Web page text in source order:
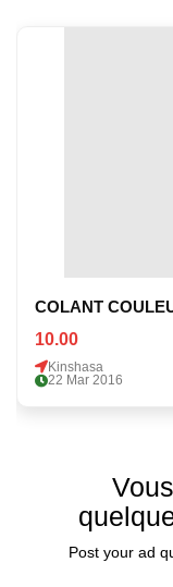
COLANT
10.00
Kinshasa
22 Mar 2016
Post your ad